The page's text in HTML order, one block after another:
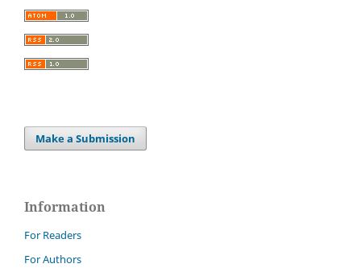
Make a Submission
Information
For Readers
For Authors